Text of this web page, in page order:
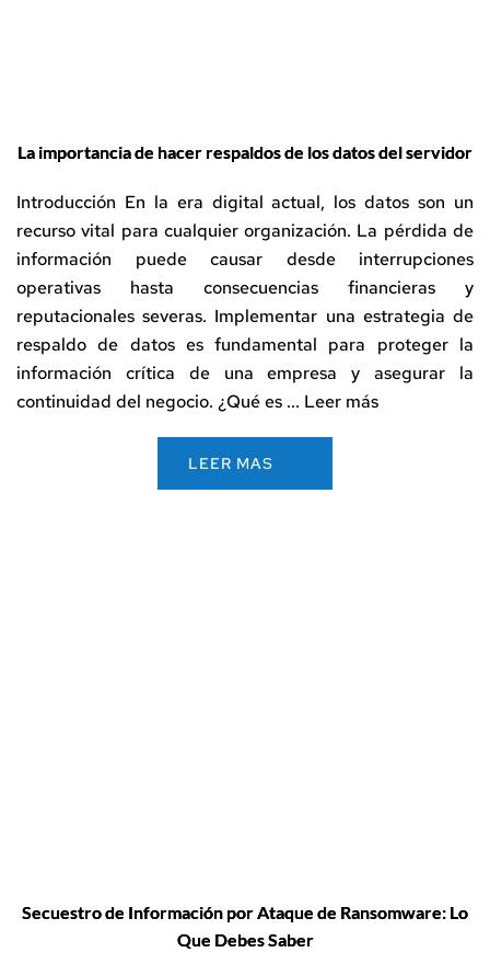
La importancia de hacer respaldos de los datos del servidor
Introducción En la era digital actual, los datos son un
recurso vital para cualquier organización. La pérdida de
información puede causar desde interrupciones
operativas hasta consecuencias financieras y
reputacionales severas. Implementar una estrategia de
respaldo de datos es fundamental para proteger la
información crítica de una empresa y asegurar la
continuidad del negocio. ¿Qué es ... Leer más
LEER MAS
Secuestro de Información por Ataque de Ransomware: Lo
Que Debes Saber